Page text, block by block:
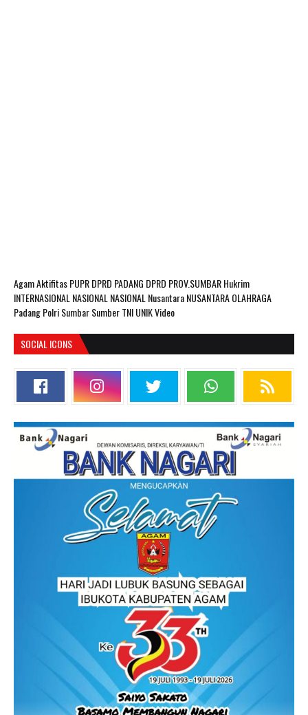
AgamAktifitas PUPRDPRD PADANG DPRD PROV.SUMBARHukrim
INTERNASIONAL NASIONAL NASIONAL NusantaraNUSANTARAOLAHRAGA
PadangPolriSumbarSumberTNIUNIKVideo
SOCIAL ICONS